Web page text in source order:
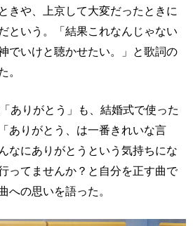
きや、上京して大変だったときに
という。「結果これなんじゃない
でいけと聴かせたい。」と歌詞の
。
ありがとう」も、結婚式で使った
ありがとう、は一番きれいな言
なにありがとうという気持ちにな
ってませんか？と自分を正す曲で
への思いを語った。